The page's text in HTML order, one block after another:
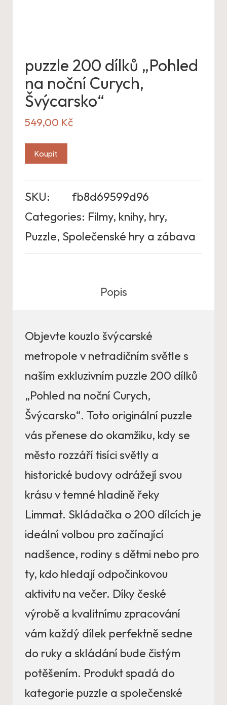
puzzle 200 dílků „Pohled
na noční Curych,
Švýcarsko“
549,00 Kč
Koupit
SKU:
fb8d69599d96
Categories: Filmy, knihy, hry,
Puzzle, Společenské hry a zábava
Popis
Objevte kouzlo švýcarské
metropole v netradičním světle s
naším exkluzivním puzzle 200 dílků
„Pohled na noční Curych,
Švýcarsko“. Toto originální puzzle
vás přenese do okamžiku, kdy se
město rozzáří tisíci světly a
historické budovy odrážejí svou
krásu v temné hladině řeky
Limmat. Skládačka o 200 dílcích je
ideální volbou pro začínající
nadšence, rodiny s dětmi nebo pro
ty, kdo hledají odpočinkovou
aktivitu na večer. Díky české
výrobě a kvalitnímu zpracování
vám každý dílek perfektně sedne
do ruky a skládání bude čistým
potěšením. Produkt spadá do
kategorie puzzle a společenské